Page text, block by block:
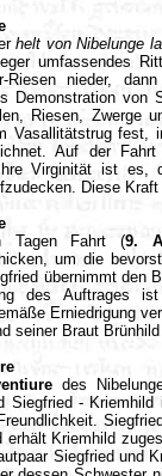
helt von Nibelunge
umfassendes
Riesen nieder,
Demonstration von
Riesen, Zwerge
Vasallitätstrug fest,
Auf der
Virginität ist es,
Diese
Tagen Fahrt (9.
um die
übernimmt den
des Auftrages
Erniedrigung
seiner Braut
des
Siegfried -
erhält Kriemhild
Siegfried und